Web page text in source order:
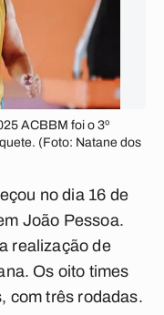
ACBBM foi o 3º
(Foto: Natane dos
no dia 16 de
João Pessoa.
realização de
Os oito times
com três rodadas.